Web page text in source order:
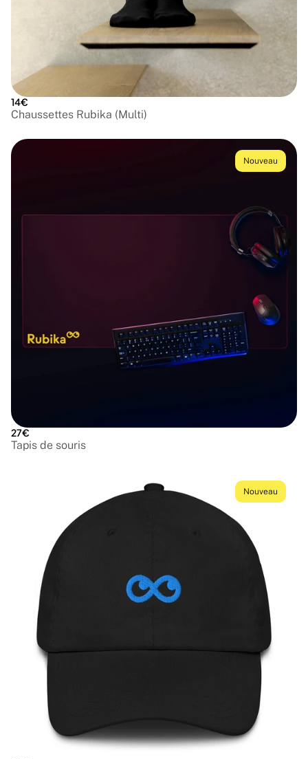
14€
Chaussettes Rubika (Multi)
Nouveau
27€
Tapis de souris
Nouveau